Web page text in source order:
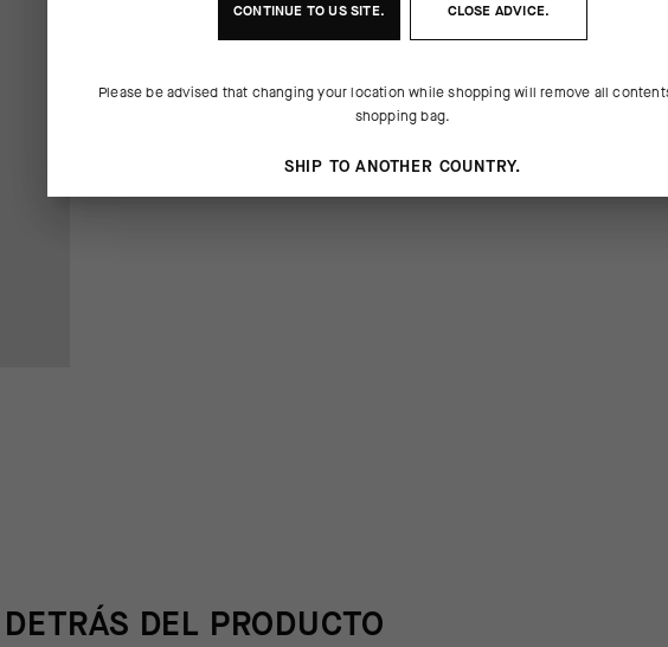
DETRÁS DEL PRODUCTO
CONTINUE TOUSSITE. CLOSE ADVICE.
Please be advised that changing your location while shopping will remove all
shopping bag.
SHIP TO ANOTHER COUNTRY.